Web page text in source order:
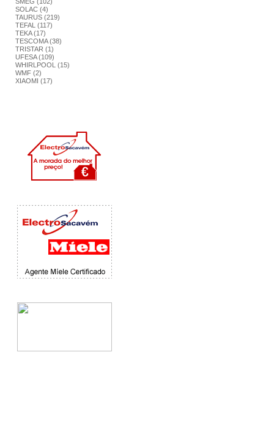
SOLAC (4)
TAURUS (219)
TEFAL (117)
TEKA (17)
TESCOMA (38)
TRISTAR (1)
UFESA (109)
WHIRLPOOL (15)
WMF (2)
XIAOMI (17)